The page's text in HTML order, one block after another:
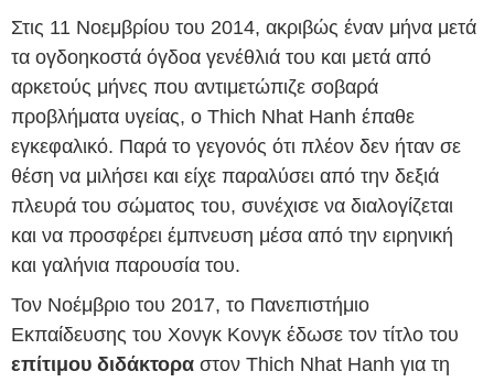
Στις 11 Νοεμβρίου του 2014, ακριβώς έναν μήνα μετά
τα ογδοηκοστά όγδοα γενέθλιά του και μετά από
αρκετούς μήνες που αντιμετώπιζε σοβαρά
προβλήματα υγείας, ο Thich Nhat Hanh έπαθε
εγκεφαλικό. Παρά το γεγονός ότι πλέον δεν ήταν σε
θέση να μιλήσει και είχε παραλύσει από την δεξιά
πλευρά του σώματος του, συνέχισε να διαλογίζεται
και να προσφέρει έμπνευση μέσα από την ειρηνική
και γαλήνια παρουσία του.
Τον Νοέμβριο του 2017, το Πανεπιστήμιο
Εκπαίδευσης του Χονγκ Κονγκ έδωσε τον τίτλο του
επίτιμου διδάκτορα στον Thich Nhat Hanh για τη